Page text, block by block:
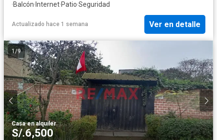
·Balcón· Internet·Patio·Seguridad
Actualizado hace 1 semana Ver en detalle
1/9
Casa·en alquiler
S/.6,500